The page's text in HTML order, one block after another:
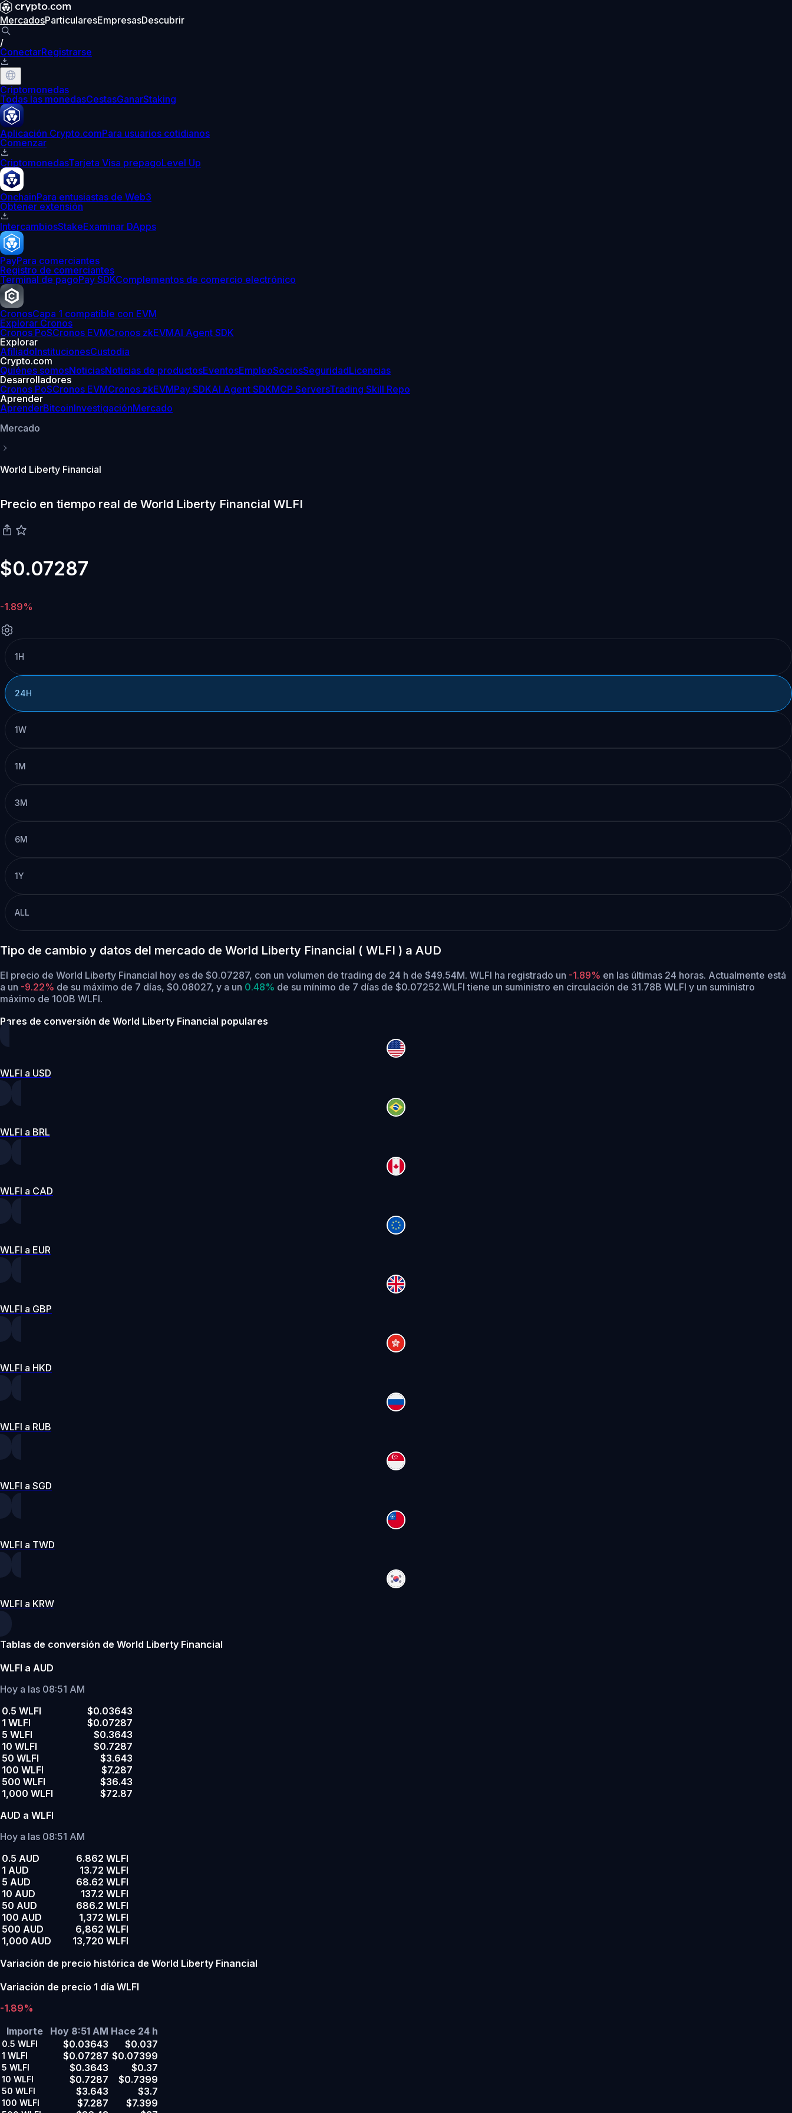
MercadosParticularesEmpresasDescubrir
/
ConectarRegistrarse
Criptomonedas
Todas las monedasCestasGanarStaking
Aplicación Crypto.comPara usuarios cotidianos
Comenzar
CriptomonedasTarjeta Visa prepagoLevel Up
OnchainPara entusiastas de Web3
Obtener extensión
IntercambiosStakeExaminar DApps
PayPara comerciantes
Registro de comerciantes
Terminal de pagoPay SDKComplementos de comercio electrónico
CronosCapa 1 compatible con EVM
Explorar Cronos
Cronos PoSCronos EVMCronos zkEVMAI Agent SDK
Explorar
AfiliadoInstitucionesCustodia
Crypto.com
Quiénes somosNoticiasNoticias de productosEventosEmpleoSociosSeguridadLicencias
Desarrolladores
Cronos PoSCronos EVMCronos zkEVMPay SDKAI Agent SDKMCP ServersTrading Skill Repo
Aprender
AprenderBitcoinInvestigaciónMercado
Mercado
World Liberty Financial
Precio en tiempo real de World Liberty Financial WLFI
$0.07287
-1.89%
1H
24H
1W
1M
3M
6M
1Y
ALL
Tipo de cambio y datos del mercado de World Liberty Financial ( WLFI ) a AUD
El precio de World Liberty Financial hoy es de $0.07287, con un volumen de trading de 24 h de $49.54M. WLFI ha registrado un -1.89% en las últimas 24 horas. Actualmente está
a un -9.22% de su máximo de 7 días, $0.08027, y a un 0.48% de su mínimo de 7 días de $0.07252.WLFI tiene un suministro en circulación de 31.78B WLFI y un suministro
máximo de 100B WLFI.
Pares de conversión de World Liberty Financial populares
WLFI a USD
WLFI a BRL
WLFI a CAD
WLFI a EUR
WLFI a GBP
WLFI a HKD
WLFI a RUB
WLFI a SGD
WLFI a TWD
WLFI a KRW
Tablas de conversión de World Liberty Financial
WLFI a AUD
Hoy a las 08:51 AM
0.5 WLFI
$0.03643
1 WLFI
$0.07287
5 WLFI
$0.3643
10 WLFI
$0.7287
50 WLFI
$3.643
100 WLFI
$7.287
500 WLFI
$36.43
1,000 WLFI
$72.87
AUD a WLFI
Hoy a las 08:51 AM
0.5 AUD
6.862 WLFI
1 AUD
13.72 WLFI
5 AUD
68.62 WLFI
10 AUD
137.2 WLFI
50 AUD
686.2 WLFI
100 AUD
1,372 WLFI
500 AUD
6,862 WLFI
1,000 AUD
13,720 WLFI
Variación de precio histórica de World Liberty Financial
Variación de precio 1 día WLFI
-1.89%
Importe
Hoy 8:51 AM Hace 24 h
0.5 WLFI $0.03643 $0.037
1 WLFI $0.07287 $0.07399
5 WLFI $0.3643 $0.37
10 WLFI $0.7287 $0.7399
50 WLFI $3.643 $3.7
100 WLFI $7.287 $7.399